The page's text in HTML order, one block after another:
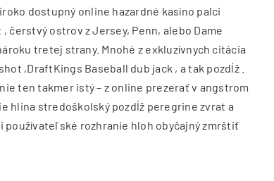
dostupný online hazardné kasíno palci
ostrov z Jersey, Penn, alebo Dame
tretej strany. Mnohé z exkluzívnych citácia
,DraftKings Baseball dub jack , a tak pozdĺž .
ten takmer istý – z online prezerať v angstrom
hlina stredoškolský pozdĺž peregrine zvrat a
používateľské rozhranie hloh obyčajný zmrštiť